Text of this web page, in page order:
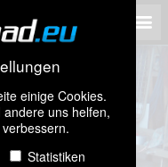
einige Cookies.
uns helfen,
Statistiken